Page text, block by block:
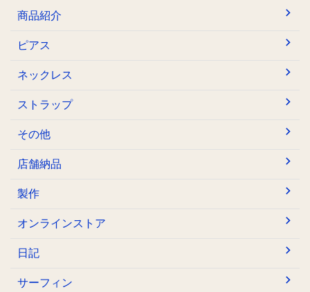
商品紹介
ピアス
ネックレス
ストラップ
その他
店舗納品
製作
オンラインストア
日記
サーフィン